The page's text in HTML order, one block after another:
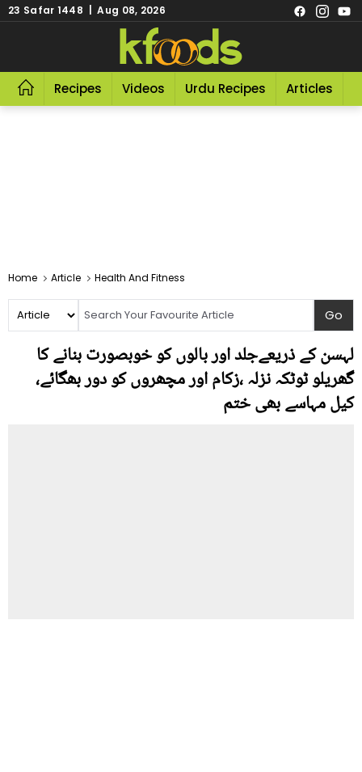
23 Safar 1448 | Aug 08, 2026
Recipes Videos Urdu Recipes Articles
Home Article Health And Fitness
لہسن کے ذریعےجلد اور بالوں کو خوبصورت بنانے کا
گھریلو ٹوٹکہ نزلہ ،زکام اور مچھروں کو دور بھگائے،
کیل مہاسے بھی ختم